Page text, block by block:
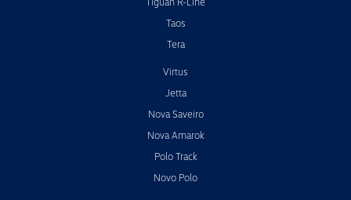
Taos
Tera
Virtus
Jetta
Nova Saveiro
Nova Amarok
Polo Track
Novo Polo